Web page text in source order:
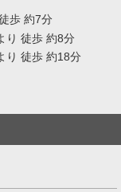
歩 約7分
り 徒歩 約8分
り 徒歩 約18分